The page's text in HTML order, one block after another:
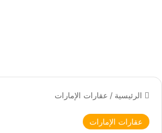
الرئيسية / عقارات الإمارات
عقارات الإمارات